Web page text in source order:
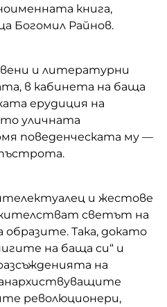
книга,
Богомил Райнов.
и литературни
в кабинета на баща
ерудиция на
уличната
поведенческата му —
пъстрота.
и жестове
светът на
Така, докато
на баща си“ и
на
революционери,